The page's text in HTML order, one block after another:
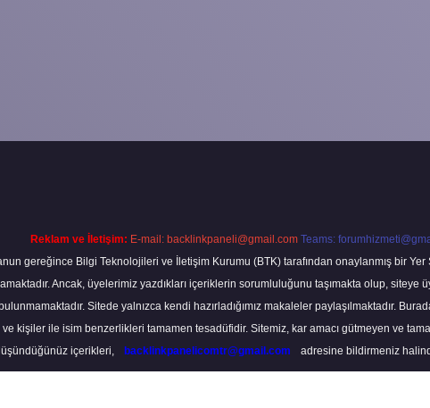
Reklam ve İletişim: E-mail: backlinkpaneli@gmail.com Teams:
gereğince Bilgi Teknolojileri ve İletişim Kurumu (BTK) tarafından onaylanmış bir
Ancak, üyelerimiz yazdıkları içeriklerin sorumluluğunu taşımakta olup,
Sitede yalnızca kendi hazırladığımız makaleler paylaşılmaktadır.
ve kişiler ile isim benzerlikleri tamamen tesadüfidir. Sitemiz, kar amacı gütmeyen ve
içerikleri,
backlinkpanelicomtr@gmail.com adresine bildirmeniz